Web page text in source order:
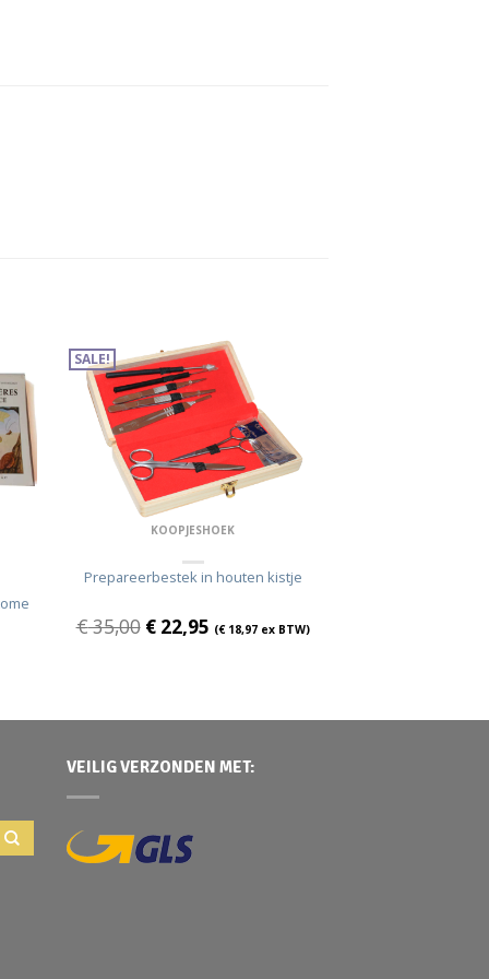
SALE!
KOOPJESHOEK
Prepareerbestek in houten kistje
€35,00 €22,95 (€18,97ex BTW)
VEILIG VERZONDEN MET: